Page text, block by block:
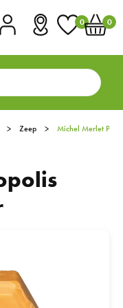
0 0
Zeep Michel Merlet